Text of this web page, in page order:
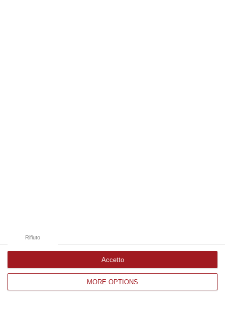
MORE OPTIONS
Rifiuto
Accetto
Corriere delle Calabria è una testata giornalistica di News&Com S.r.l